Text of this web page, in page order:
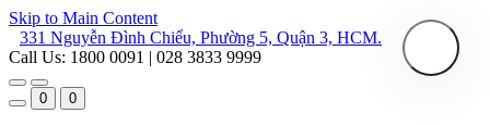
Skip to Main Content
331 Nguyễn Đình Chiểu, Phường 5, Quận 3, HCM.
Call Us: 1800 0091 | 028 3833 9999
0 0